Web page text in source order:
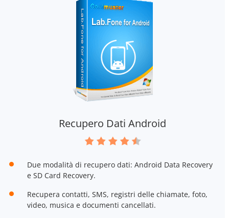
Recupero Dati Android
Due modalità di recupero dati: Android Data Recovery
e SD Card Recovery.
Recupera contatti, SMS, registri delle chiamate, foto,
video, musica e documenti cancellati.